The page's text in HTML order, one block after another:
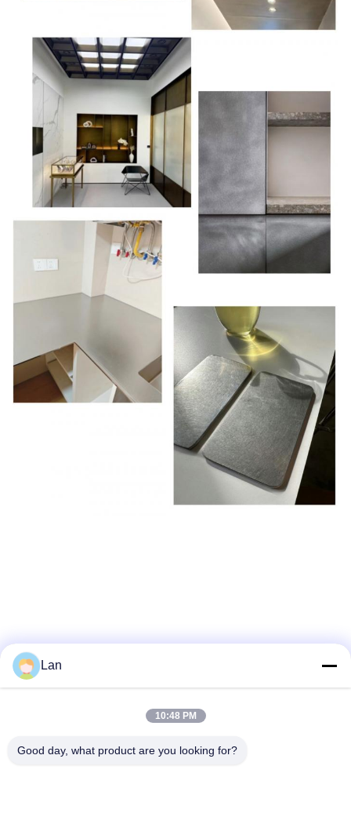
Tag:
Panel Baja Tahan Karat Yang Disikat
Lembaran Akhir Sikat Ss
Lan
10:48 PM
Good day, what product are you looking for?